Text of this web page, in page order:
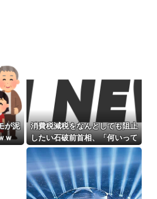
が泥
ｗ
消費税減税をなんとしても阻止
したい石破前首相、「何いって
んのこいつ」と有権者をドン引
きさせるよな屁理屈を……